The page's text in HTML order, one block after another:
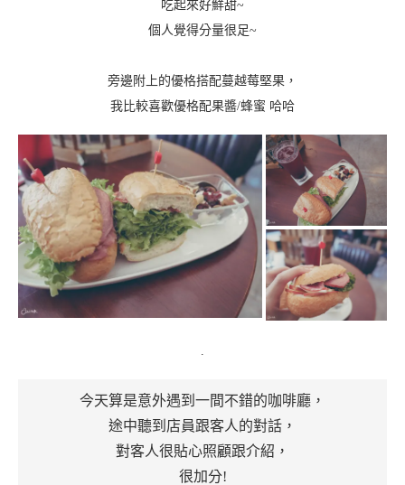
吃起來好鮮甜~
個人覺得分量很足~
旁邊附上的優格搭配蔓越莓堅果，
我比較喜歡優格配果醬/蜂蜜 哈哈
今天算是意外遇到一間不錯的咖啡廳，
途中聽到店員跟客人的對話，
對客人很貼心照顧跟介紹，
很加分!